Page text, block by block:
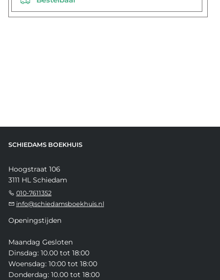
SCHIEDAMS BOEKHUIS
Hoogstraat 106
3111 HL Schiedam
010-7611352
info@schiedamsboekhuis.nl
Openingstijden
Maandag Gesloten
Dinsdag: 10.00 tot 18:00
Woensdag: 10:00 tot 18:00
Donderdag: 10.00 tot 18:00